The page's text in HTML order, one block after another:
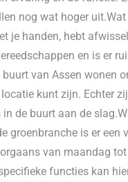
nog wat hoger
je handen, hebt
en is er
van Assen wonen
kunt zijn. Echter
de buurt aan de
groenbranche is er
van maandag
functies kan